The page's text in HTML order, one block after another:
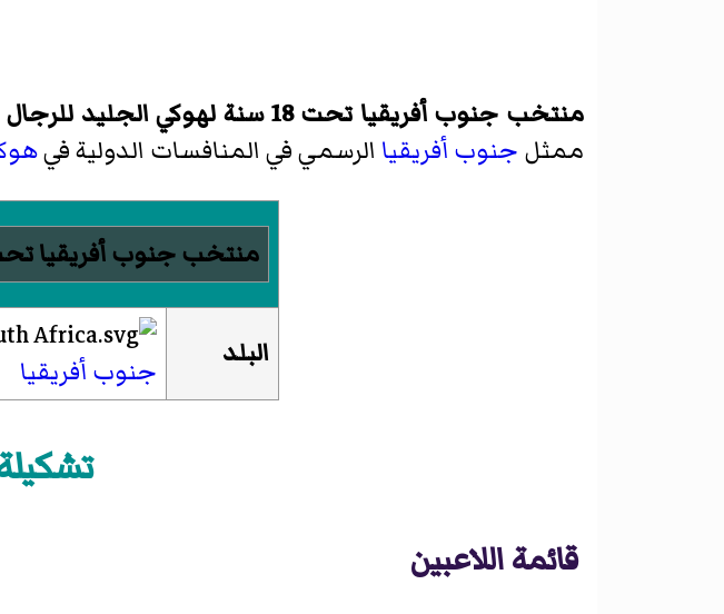
منتخب جنوب أفريقيا تحت 18 سنة لهوكي الجليد للرجال
ممثل جنوب أفريقيا الرسمي في المنافسات الدولية في
منتخب جنوب أفريقيا تحت 18 سنة لهوكي الجليد
البلد
جنوب أفريقيا
قائمة اللاعبين